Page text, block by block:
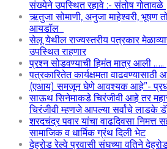
संख्येने उपस्थित रहावे :- संतोष गोतावळे
ऋतुजा सोमाणी, अनुजा माहेश्वरी, भूषण
आयडॉल
सेलू येथील राज्यस्तरीय पत्रकार
उपस्थित राहणार
प्रश्न सोडवण्याची हिमंत मात्र आली …..
पत्रकारितेत कार्यक्षमता
(एआय) समजून घेणे आवश्यक आहे”-
साऊथ सिनेमाकडे चिरंजीवी आहे तर
चिरंजीवी म्हणजे आपल्या सर्वांचे लाडके
शरदचंद्र पवार यांचा वाढदिवसा निमत्त
सामाजिक व धार्मिक ग्रंथ दिली भेट
देहुरोड रेल्वे प्रवासी संघच्या वतिने